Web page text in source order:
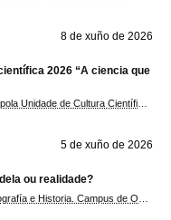
8 de xuño de 2026
2026 “A ciencia que
5 de xuño de 2026
ou realidade?